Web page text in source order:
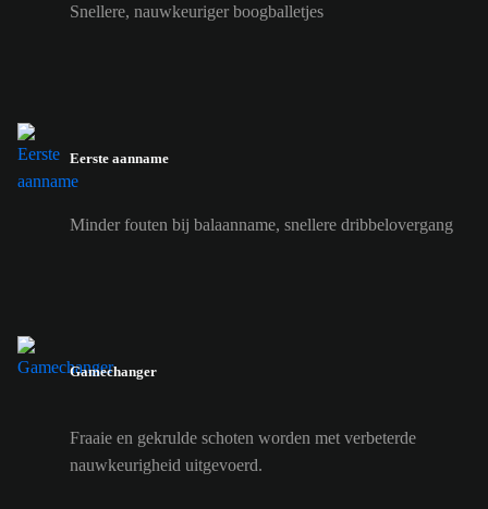
Snellere, nauwkeuriger boogballetjes
Eerste aanname
Minder fouten bij balaanname, snellere dribbelovergang
Gamechanger
Fraaie en gekrulde schoten worden met verbeterde
nauwkeurigheid uitgevoerd.